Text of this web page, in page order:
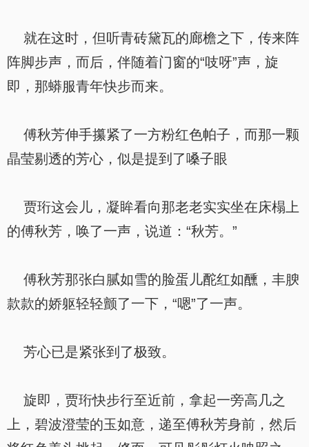
就在这时，但听青砖黛瓦的廊檐之下，传来阵
阵脚步声，而后，伴随着门窗的“吱呀”声，旋
即，那蟒服青年快步而来。
傅秋芳伸手攥紧了一方粉红色帕子，而那一颗
晶莹剔透的芳心，似是提到了嗓子眼
贾珩这会儿，凝眸看向那老老实实坐在床榻上
的傅秋芳，唤了一声，说道：“秋芳。”
傅秋芳那张白腻如雪的脸蛋儿酡红如醺，丰腴
款款的娇躯轻轻颤了一下，“嗯”了一声。
芳心已是紧张到了极致。
旋即，贾珩快步行至近前，拿起一旁高几之
上，碧波澄莹的玉如意，递至傅秋芳身前，然后